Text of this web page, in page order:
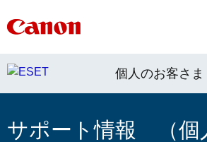
個人のお客さま
サポート情報 （個